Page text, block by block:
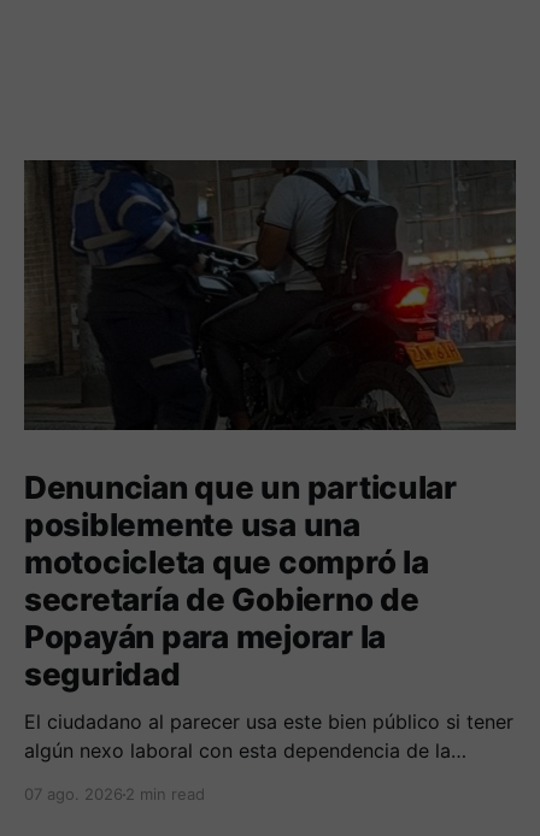
Denuncian que un particular
posiblemente usa una
motocicleta que compró la
secretaría de Gobierno de
Popayán para mejorar la
seguridad
El ciudadano al parecer usa este bien público si tener
algún nexo laboral con esta dependencia de la
municipales frente al tema.
07 ago. 2026 2 min read